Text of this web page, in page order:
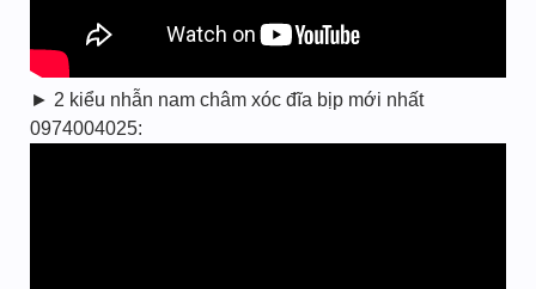
► 2 kiểu nhẫn nam châm xóc đĩa bịp mới nhất
0974004025: